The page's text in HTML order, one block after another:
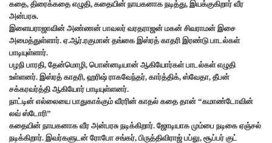
கதை, திரைக்கதை எழுதி, கதையின் நாயகனாக நடித்து, இயக்குகிறார் வீர
அன்பரசு.
இளையராஜாவின் அண்ணன் பாவலர் வரதராஜன் மகன் சிவராமன் இசை
அமைத்துள்ளார். ஏ.ஆர்.ரகுமான் தங்கை இஸ்ரத் காதரி இரண்டு பாடல்கள்
பாடியுள்ளார்.
பழநி பாரதி, தேன்மொழி, பொன்னடியான் ஆகியோர்கள் பாடல்கள் எழுதி
உள்ளனர். இஸ்ரத் காதரி, ஹரிஷ் ராகவேந்தர், கார்த்திக், ஸ்வேதா, தீபன்
சக்கரவர்த்தி ஆகியோர் பாடியுள்ளனர்.
நாட்டின் எல்லையை பாதுகாக்கும் வீரரின் காதல் கதை தான் “கமாண்டோவின்
லவ் ஸ்டோரி”
கதையின் நாயகனாக வீர அன்பரசு நடிக்கிறார். ஜோடியாக மும்பை நடிகை ஏஞ்சல்
நடிக்கிறார். இவர்களுடன் ரோபோ சங்கர், பிருத்திவிராஜ் பப்லு, சூப்பர் குட்